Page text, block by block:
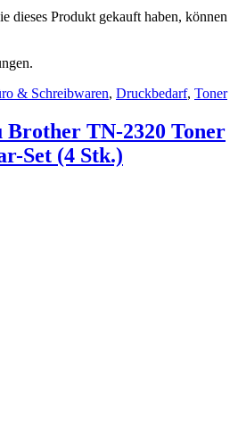
dieses Produkt gekauft haben, können
& Schreibwaren, Druckbedarf, Toner
TN-2320 Toner
Set (4 Stk.)